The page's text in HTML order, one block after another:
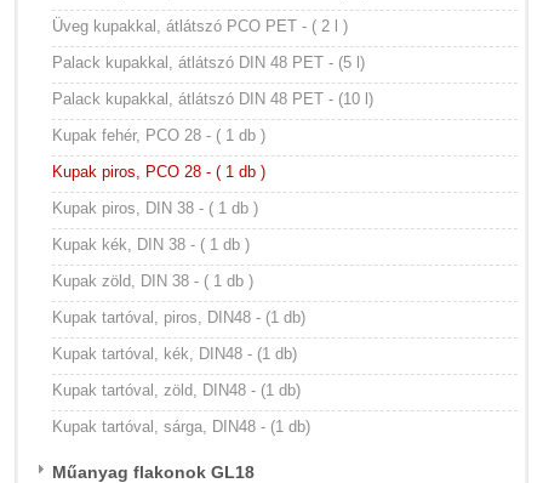
Üveg kupakkal, átlátszó PCO PET - ( 2 l )
Palack kupakkal, átlátszó DIN 48 PET - (5 l)
Palack kupakkal, átlátszó DIN 48 PET - (10 l)
Kupak fehér, PCO 28 - ( 1 db )
Kupak piros, PCO 28 - ( 1 db )
Kupak piros, DIN 38 - ( 1 db )
Kupak kék, DIN 38 - ( 1 db )
Kupak zöld, DIN 38 - ( 1 db )
Kupak tartóval, piros, DIN48 - (1 db)
Kupak tartóval, kék, DIN48 - (1 db)
Kupak tartóval, zöld, DIN48 - (1 db)
Kupak tartóval, sárga, DIN48 - (1 db)
Műanyag flakonok GL18